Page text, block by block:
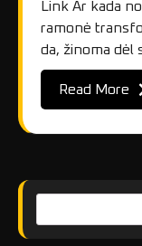
Link Ar kada
ramonė
da, žinoma dėl
Read More